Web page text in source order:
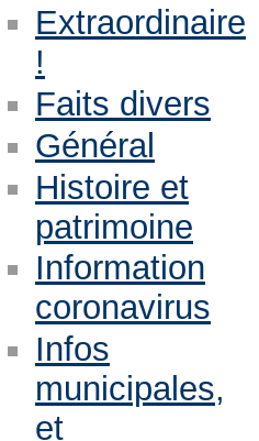
Extraordinaire
!
Faits divers
Général
Histoire et
patrimoine
Information
coronavirus
Infos
municipales,
et